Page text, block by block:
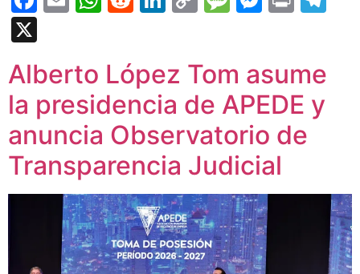
Alberto López Tom asume
la presidencia de APEDE y
anuncia Observatorio de
Transparencia Judicial